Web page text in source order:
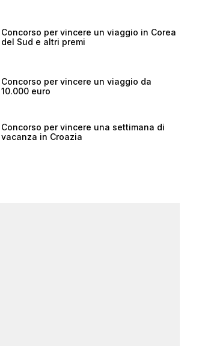
Concorso per vincere un viaggio in Corea
del Sud e altri premi
Concorso per vincere un viaggio da
10.000 euro
Concorso per vincere una settimana di
vacanza in Croazia